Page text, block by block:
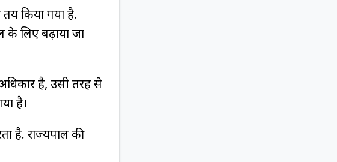
किया गया है.
के लिए बढ़ाया जा
है, उसी तरह से
है।
है. राज्यपाल की